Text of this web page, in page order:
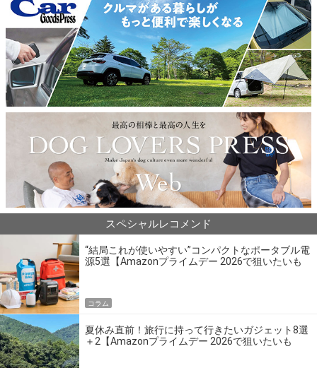
スペシャルレコメンド
“結局これが使いやすい”コンパクトなポータブル電
源5選【Amazonプライムデー 2026で狙いたいも
コラム
夏休み直前！旅行に持って行きたいガジェット8選
＋2【Amazonプライムデー 2026で狙いたいも